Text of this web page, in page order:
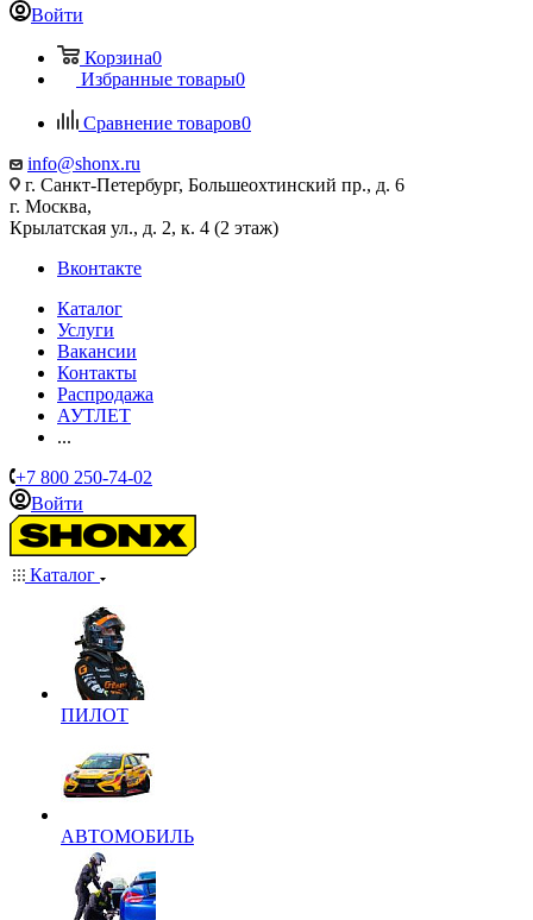
Войти
Корзина0
Избранные товары0
Сравнение товаров0
info@shonx.ru
г. Санкт-Петербург, Большеохтинский пр., д. 6
г. Москва,
Крылатская ул., д. 2, к. 4 (2 этаж)
Вконтакте
Каталог
Услуги
Вакансии
Контакты
Распродажа
АУТЛЕТ
...
+7 800 250-74-02
Войти
Каталог
ПИЛОТ
АВТОМОБИЛЬ